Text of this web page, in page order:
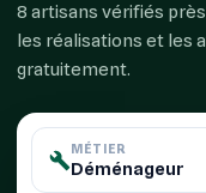
8 artisans vérifiés
les réalisations et les
gratuitement.
MÉTIER